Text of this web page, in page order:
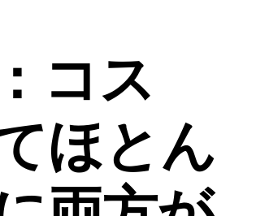
コス
ほとん